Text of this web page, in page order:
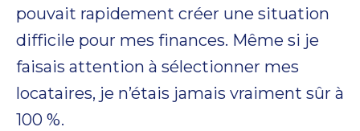
pouvait rapidement créer une situation
difficile pour mes finances. Même si je
faisais attention à sélectionner mes
locataires, je n’étais jamais vraiment sûr à
100 %.